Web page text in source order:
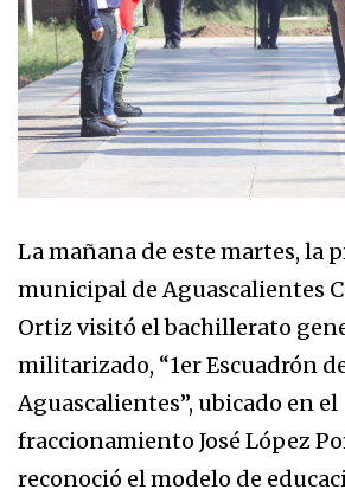
La mañana de este martes, la
municipal de Aguascalientes
Ortiz visitó el bachillerato
militarizado, “1er Escuadrón
Aguascalientes”, ubicado en el
fraccionamiento José López
reconoció el modelo de